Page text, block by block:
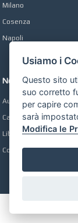
Milano
Cosenza
Napoli
Network
Automobili Online
Case Online
Libri Online
Compravendita
Usiamo i
Questo sito
suo corretto
per capire
sarà
Modifica le